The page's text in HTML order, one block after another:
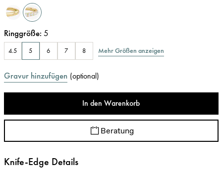
Ringgröße: 5
4.5 5 6 7 8 Mehr Größen anzeigen
Gravur hinzufügen (optional)
In den Warenkorb
Beratung
Knife-Edge Details